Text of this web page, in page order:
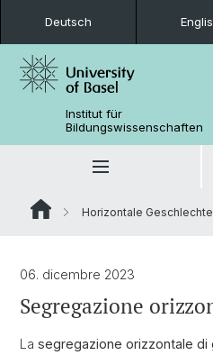
Deutsch
Institut für
Bildungswissenschaften
Horizontale
06. dicembre 2023
Segregazione
La segregazione orizzontale di